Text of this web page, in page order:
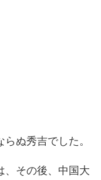
ぬ秀吉でした。
、その後、中国大